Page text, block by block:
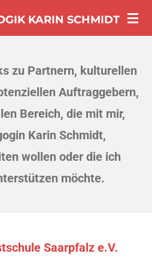
KARIN SCHMIDT
zu Partnern, kulturellen
Auftraggebern,
Bereich, die mit mir,
Karin Schmidt,
wollen oder die ich
möchte.
Saarpfalz e.V.